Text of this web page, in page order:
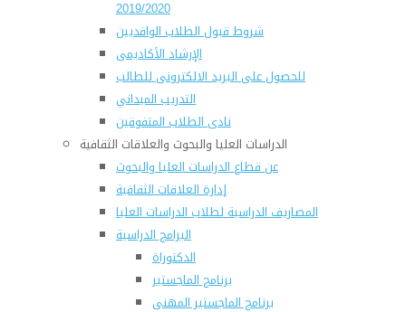
2019/2020
شروط قبول الطلاب الوافديين
الإرشاد الأكاديمى
للحصول على البريد الالكترونى للطالب
التدريب الميداني
نادى الطلاب المتفوقين
الدراسات العليا والبحوث والعلاقات الثقافية
عن قطاع الدراسات العليا والبحوث
إدارة العلاقات الثقافية
المصاريف الدراسية لطلاب الدراسات العليا
البرامج الدراسية
الدكتوراة
برنامج الماجستير
برنامج الماجستير المهنى